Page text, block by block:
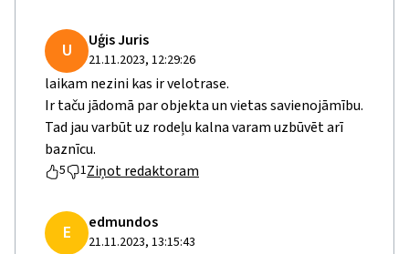
U Uģis Juris
21.11.2023, 12:29:26
laikam nezini kas ir velotrase.
Ir taču jādomā par objekta un vietas savienojāmību.
Tad jau varbūt uz rodeļu kalna varam uzbūvēt arī
baznīcu.
5 1Ziņot redaktoram
E edmundos
21.11.2023, 13:15:43